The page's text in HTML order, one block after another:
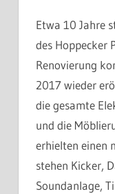
Etwa 10 Jahre
des Hoppecker
Renovierung
2017 wieder
die gesamte
und die
erhielten einen
stehen Kicker,
Soundanlage,